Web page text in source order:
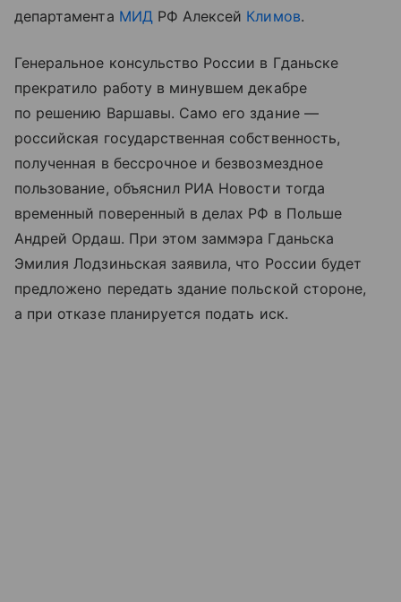
департамента МИД РФ Алексей Климов.
Генеральное консульство России в Гданьске
прекратило работу в минувшем декабре
по решению Варшавы. Само его здание —
российская государственная собственность,
полученная в бессрочное и безвозмездное
пользование, объяснил РИА Новости тогда
временный поверенный в делах РФ в Польше
Андрей Ордаш. При этом заммэра Гданьска
Эмилия Лодзиньская заявила, что России будет
предложено передать здание польской стороне,
а при отказе планируется подать иск.